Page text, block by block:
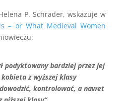
P. Schrader, wskazuje w
– or What Medieval Women
podyktowany bardziej przez jej
z wyższej klasy
kontrolować, a nawet